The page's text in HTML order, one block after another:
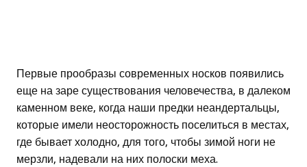
Первые прообразы современных носков появились
еще на заре существования человечества, в далеком
каменном веке, когда наши предки неандертальцы,
которые имели неосторожность поселиться в местах,
где бывает холодно, для того, чтобы зимой ноги не
мерзли, надевали на них полоски меха.